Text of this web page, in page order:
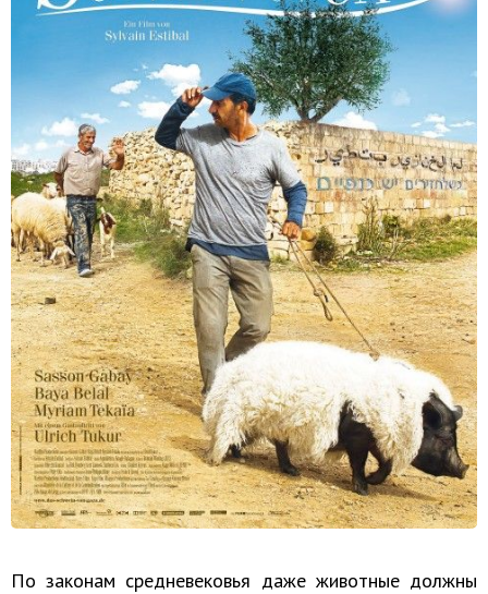
По законам средневековья даже животные должны